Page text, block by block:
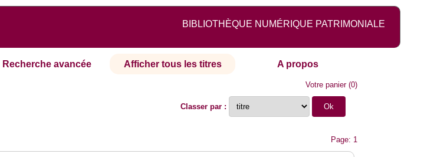
BIBLIOTHÈQUE NUMÉRIQUE PATRIMONIALE
Recherche avancée Afficher tous les titres A propos
Votre panier(0)
Classer par :
Page: 1